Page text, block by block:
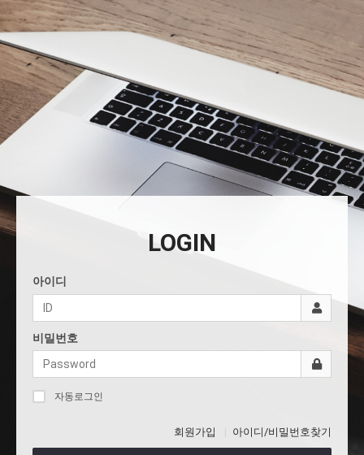
LOGIN
아이디
비밀번호
자동로그인
회원가입 아이디/비밀번호찾기